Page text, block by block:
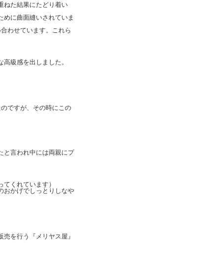
ねた結果にたどり着い
めに曲面縫いされていま
わせています。これら
級感を出しました。
ですが、その時にこの
と言われ中には両親にプ
くれています）
おかげでしっとりしなや
を行う『メリヤス屋』